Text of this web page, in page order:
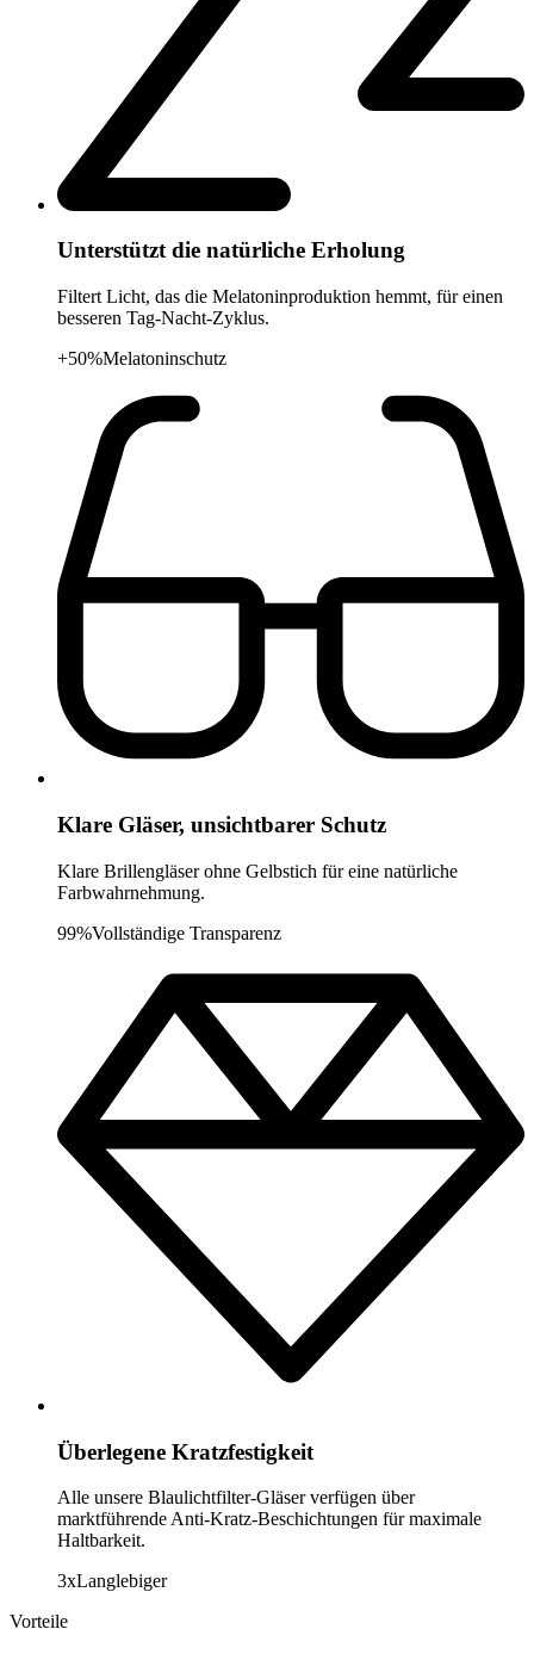
Unterstützt die natürliche Erholung
Filtert Licht, das die Melatoninproduktion hemmt, für einen
besseren Tag-Nacht-Zyklus.
+50%Melatoninschutz
Klare Gläser, unsichtbarer Schutz
Klare Brillengläser ohne Gelbstich für eine natürliche
Farbwahrnehmung.
99%Vollständige Transparenz
Überlegene Kratzfestigkeit
Alle unsere Blaulichtfilter-Gläser verfügen über
marktführende Anti-Kratz-Beschichtungen für maximale
Haltbarkeit.
3xLanglebiger
Vorteile